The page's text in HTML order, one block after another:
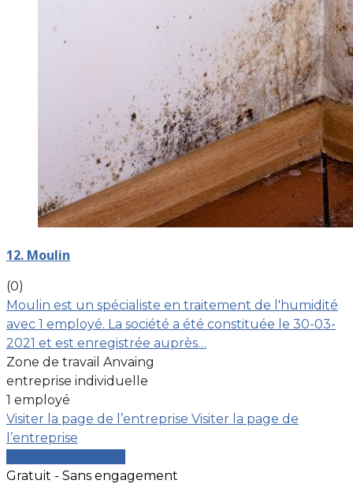
12. Moulin
(0)
Moulin est un spécialiste en traitement de l'humidité
avec 1 employé. La société a été constituée le 30-03-
2021 et est enregistrée auprès…
Zone de travail Anvaing
entreprise individuelle
1 employé
Visiter la page de l’entreprise Visiter la page de
l’entreprise
Gratuit - Sans engagement